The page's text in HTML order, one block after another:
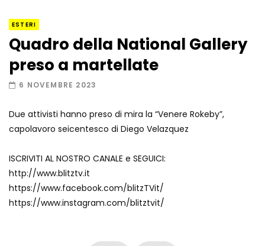
Amiocuggino fa saltare in aria il drone
Due navi USA si scontrano in mare
ESTERI
Quadro della National Gallery
preso a martellate
6 NOVEMBRE 2023
Due attivisti hanno preso di mira la “Venere Rokeby”,
capolavoro seicentesco di Diego Velazquez
ISCRIVITI AL NOSTRO CANALE e SEGUICI:
http://www.blitztv.it
https://www.facebook.com/blitzTVit/
https://www.instagram.com/blitztvit/